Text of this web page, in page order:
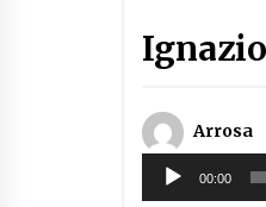
Arrosa
Soinu
00:00